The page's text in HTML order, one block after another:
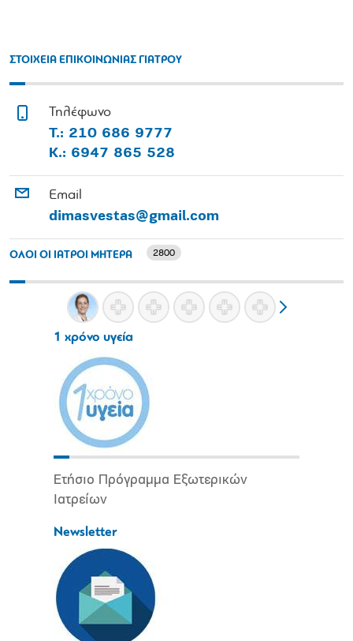
ΣΤΟΙΧΕΙΑ ΕΠΙΚΟΙΝΩΝΙΑΣ ΓΙΑΤΡΟΥ
Τηλέφωνο
Τ.: 210 686 9777
Κ.: 6947 865 528
Email
dimasvestas@gmail.com
ΟΛΟΙ ΟΙ ΙΑΤΡΟΙ ΜΗΤΕΡΑ 2800
1 χρόνο υγεία
Ετήσιο Πρόγραμμα Εξωτερικών
Ιατρείων
Newsletter